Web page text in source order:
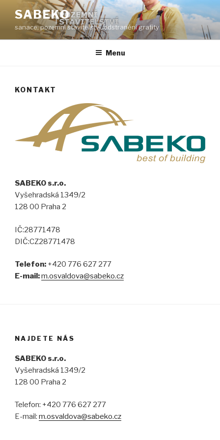
obsahu
webu
SABEKO
sanace, pozemní stavitelství, odstranění grafity
Menu
KONTAKT
SABEKO s.r.o.
Vyšehradská 1349/2
128 00 Praha 2
IČ:28771478
DIČ:CZ28771478
Telefon: +420 776 627 277
E-mail:m.osvaldova@sabeko.cz
NAJDETE NÁS
SABEKO s.r.o.
Vyšehradská 1349/2
128 00 Praha 2
Telefon: +420 776 627 277
E-mail: m.osvaldova@sabeko.cz